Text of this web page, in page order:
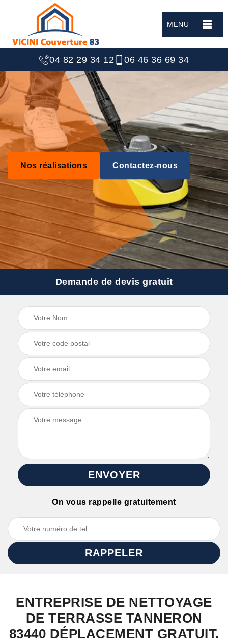
MENU
04 82 29 34 12 06 46 36 69 34
Nos réalisations Contactez-nous
Demande de devis gratuit
On vous rappelle gratuitement
ENTREPRISE DE NETTOYAGE
DE TERRASSE TANNERON
83440 DÉPLACEMENT GRATUIT.